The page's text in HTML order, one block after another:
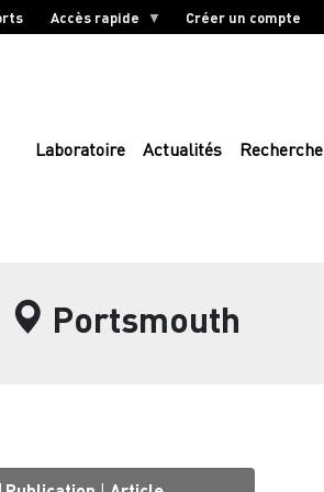
Accès rapide Créer un compte
Laboratoire Actualités Recherche
Portsmouth